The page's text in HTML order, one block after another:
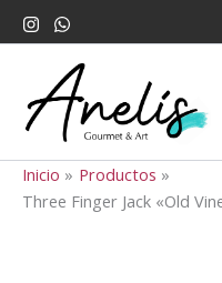
al
contenido
Inicio
Productos
Three Finger Jack «Old